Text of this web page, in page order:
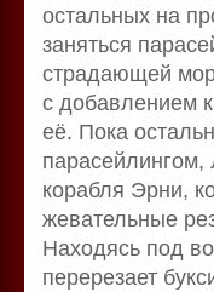
остальных на
заняться
страдающей
с добавлением
её. Пока
парасейлингом,
корабля Эрни,
жевательные
Находясь под
перерезает